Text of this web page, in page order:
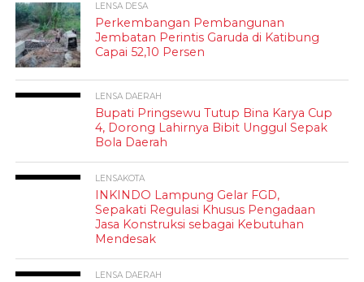
LENSA DESA
Perkembangan Pembangunan
Jembatan Perintis Garuda di Katibung
Capai 52,10 Persen
LENSA DAERAH
Bupati Pringsewu Tutup Bina Karya Cup
4, Dorong Lahirnya Bibit Unggul Sepak
Bola Daerah
LENSAKOTA
INKINDO Lampung Gelar FGD,
Sepakati Regulasi Khusus Pengadaan
Jasa Konstruksi sebagai Kebutuhan
Mendesak
LENSA DAERAH